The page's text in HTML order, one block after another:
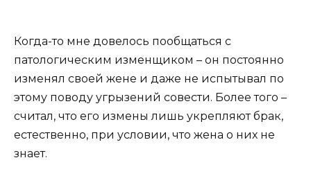
Когда-то мне довелось пообщаться с
патологическим изменщиком – он постоянно
изменял своей жене и даже не испытывал по
этому поводу угрызений совести. Более того –
считал, что его измены лишь укрепляют брак,
естественно, при условии, что жена о них не
знает.